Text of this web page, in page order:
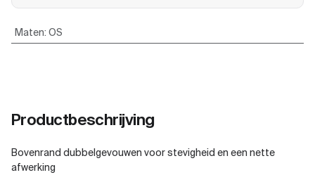
Maten: OS
Productbeschrijving
Bovenrand dubbelgevouwen voor stevigheid en een nette
afwerking